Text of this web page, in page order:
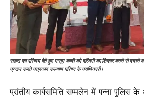
साहस का परिचय देते हुए मासूम बच्ची को दरिंदगी का शिकार बनने से बचाने
प्रदान करते पत्रकार कल्याण परिषद के पदाधिकारी।
प्रांतीय कार्यसमिति सम्मलेन में पन्ना पुलिस